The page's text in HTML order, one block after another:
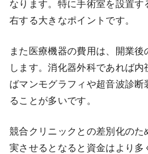
なります。特に手術室を設置
右する大きなポイントです。
また医療機器の費用は、開業
します。消化器外科であれば
ばマンモグラフィや超音波診
ることが多いです。
競合クリニックとの差別化の
実させるとなると資金はより多